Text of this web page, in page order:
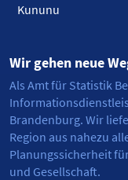
Kununu
Wir gehen neue
Als Amt für Statistik
Brandenburg. Wir
Region aus nahezu
Planungssicherheit
und Gesellschaft.